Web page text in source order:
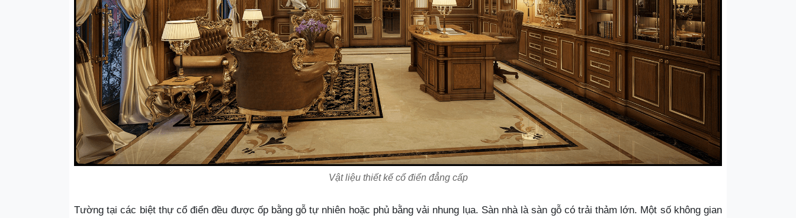
Vật liệu thiết kế cổ điển đẳng cấp
Tường tại các biệt thự cổ điển đều được ốp bằng gỗ tự nhiên hoặc phủ bằng vải nhung lụa. Sàn nhà là sàn gỗ có trải thảm lớn. Một số không gian